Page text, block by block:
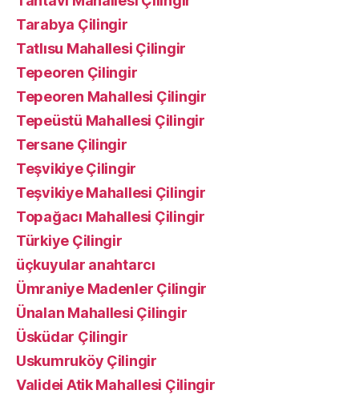
Tarabya Çilingir
Tatlısu Mahallesi Çilingir
Tepeoren Çilingir
Tepeoren Mahallesi Çilingir
Tepeüstü Mahallesi Çilingir
Tersane Çilingir
Teşvikiye Çilingir
Teşvikiye Mahallesi Çilingir
Topağacı Mahallesi Çilingir
Türkiye Çilingir
üçkuyular anahtarcı
Ümraniye Madenler Çilingir
Ünalan Mahallesi Çilingir
Üsküdar Çilingir
Uskumruköy Çilingir
Validei Atik Mahallesi Çilingir